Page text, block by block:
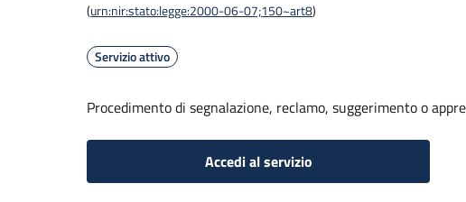
(urn:nir:stato:legge:2000-06-07;150~art8)
Servizio attivo
Procedimento di segnalazione, reclamo, suggerimento o
Accedi al servizio